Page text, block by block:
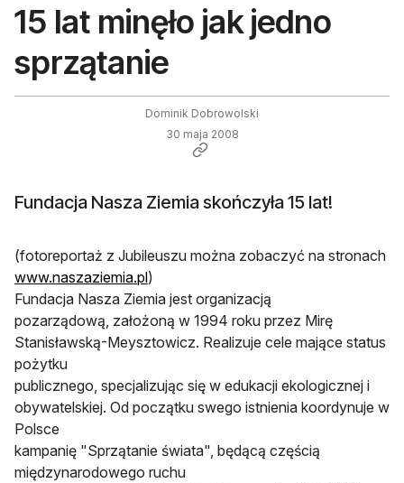
15 lat minęło jak jedno
sprzątanie
Dominik Dobrowolski
30 maja 2008
Fundacja Nasza Ziemia skończyła 15 lat!
(fotoreportaż z Jubileuszu można zobaczyć na stronach
www.naszaziemia.pl)
Fundacja Nasza Ziemia jest organizacją
pozarządową, założoną w 1994 roku przez Mirę
Stanisławską-Meysztowicz. Realizuje cele mające status
pożytku
publicznego, specjalizując się w edukacji ekologicznej i
obywatelskiej. Od początku swego istnienia koordynuje w
Polsce
kampanię "Sprzątanie świata", będącą częścią
międzynarodowego ruchu